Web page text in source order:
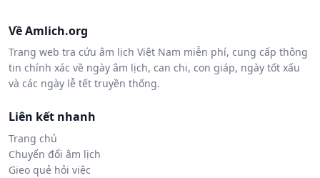
Về Amlich.org
Trang web tra cứu âm lịch Việt Nam miễn phí, cung cấp thông
tin chính xác về ngày âm lịch, can chi, con giáp, ngày tốt xấu
và các ngày lễ tết truyền thống.
Liên kết nhanh
Trang chủ
Chuyển đổi âm lịch
Gieo quẻ hỏi việc